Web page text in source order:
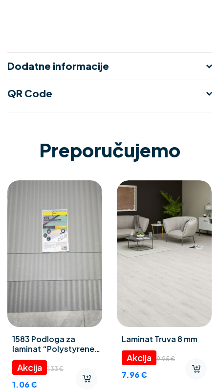
Dodatne informacije
QR Code
Preporučujemo
1583 Podloga za
laminat “Polystyrene
foam” 3 mm
1.33€
1.06€
Laminat Truva 8 mm
9.95€
7.96€